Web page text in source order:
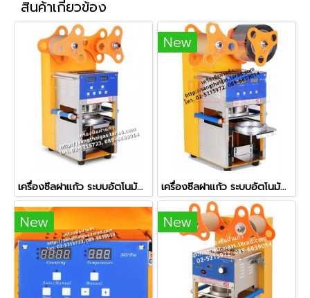
สินค้าเกี่ยวข้อง
เครื่องซีลฝาแก้ว ระบบอัตโนมัติทั้งระบบ (Full Auto) รุ่น ZF-08
New
เครื่องซีลฝาแก้ว ระบบอัตโนมัติ มีตัวนับแก้ว รุ่น ZF-07
New New